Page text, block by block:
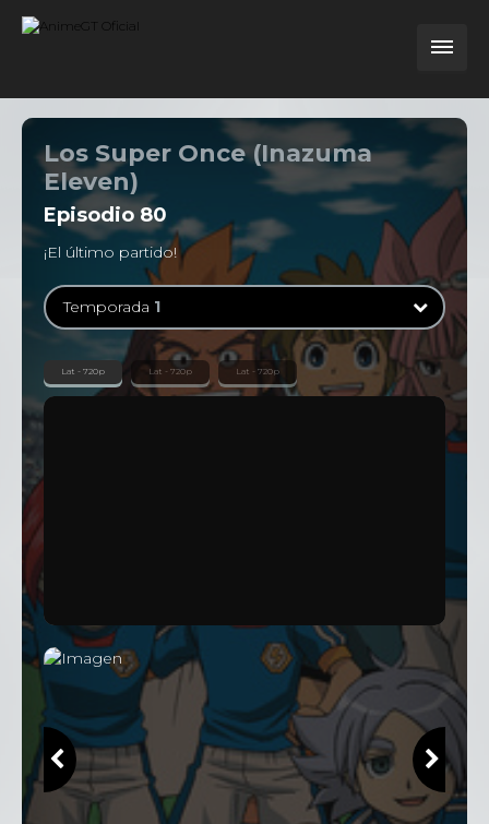
Los Super Once (Inazuma
Eleven)
Episodio 80
¡El último partido!
Temporada 1
Temporada1
126 Episodios
Lat - 720p Lat - 720p Lat - 720p